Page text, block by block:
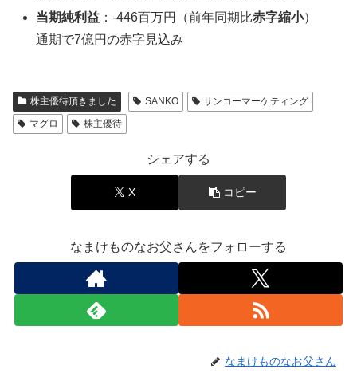
当期純利益 ：-446百万円（前年同期比赤字縮小）
通期で7億円の赤字見込み
株主優待頂きました SANKO
サンコーマーケティング
マグロ
株主優待
シェアする
X コピー
なまけものなお父さんをフォローする
なまけものなお父さん